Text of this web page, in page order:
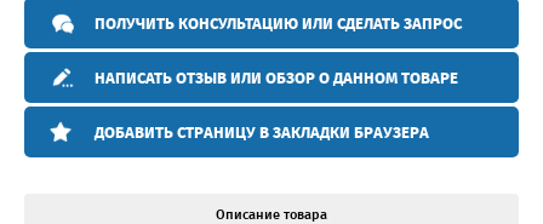
ПОЛУЧИТЬ КОНСУЛЬТАЦИЮ ИЛИ СДЕЛАТЬ ЗАПРОС
НАПИСАТЬ ОТЗЫВ ИЛИ ОБЗОР О ДАННОМ ТОВАРЕ
ДОБАВИТЬ СТРАНИЦУ В ЗАКЛАДКИ БРАУЗЕРА
Описание товара